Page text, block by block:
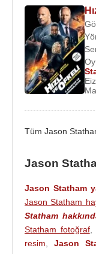
kullanmadı.
dublör
Statham dublör
ve dövüş
çünkü, bunlar
olaylar”olarak
2008yılına
Raceve
övgüye layık
Jason
13,Jet Liile
geçtiği ve
Sylvester
Tüm Jason
Jason
Jason Statham
Jason Statham
Statham
Statham fotoğraf,
resim,Jason